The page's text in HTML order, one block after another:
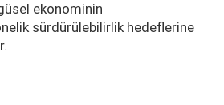
ekonominin
sürdürülebilirlik hedeflerine